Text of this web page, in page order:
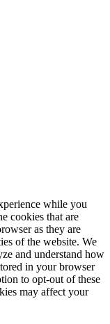
while you
cookies that are
as they are
of the website. We
and understand how
in your browser
to opt-out of these
may affect your